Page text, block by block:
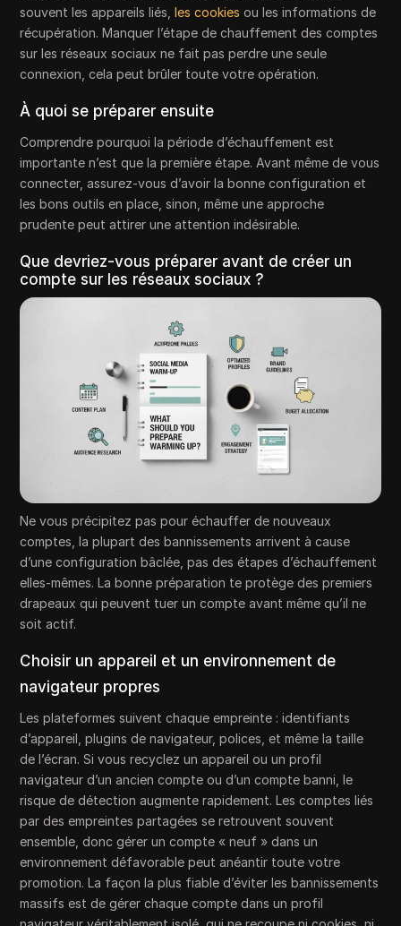
souvent les appareils liés,les cookies ou les informations de
récupération. Manquer l’étape de chauffement des comptes
sur les réseaux sociaux ne fait pas perdre une seule
connexion, cela peut brûler toute votre opération.
À quoi se préparer ensuite
Comprendre pourquoi la période d’échauffement est
importante n’est que la première étape. Avant même de vous
connecter, assurez-vous d’avoir la bonne configuration et
les bons outils en place, sinon, même une approche
prudente peut attirer une attention indésirable.
Que devriez-vous préparer avant de créer un
compte sur les réseaux sociaux ?
Ne vous précipitez pas pour échauffer de nouveaux
comptes, la plupart des bannissements arrivent à cause
d’une configuration bâclée, pas des étapes d’échauffement
elles-mêmes. La bonne préparation te protège des premiers
drapeaux qui peuvent tuer un compte avant même qu’il ne
soit actif.
Choisir un appareil et un environnement de
navigateur propres
Les plateformes suivent chaque empreinte : identifiants
d’appareil, plugins de navigateur, polices, et même la taille
de l’écran. Si vous recyclez un appareil ou un profil
navigateur d’un ancien compte ou d’un compte banni, le
risque de détection augmente rapidement. Les comptes liés
par des empreintes partagées se retrouvent souvent
ensemble, donc gérer un compte « neuf » dans un
environnement défavorable peut anéantir toute votre
promotion. La façon la plus fiable d’éviter les bannissements
massifs est de gérer chaque compte dans un profil